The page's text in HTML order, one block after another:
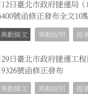
日臺北市政府捷運局（
號函修正發布全文10
異動條文 異動說明 提
日臺北市政府捷運工程
號函修正發布
異動條文 異動說明 提